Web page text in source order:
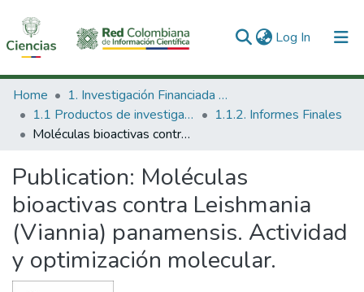
Log In (current)
Communities & Collections
All of DSpace
Home
1. Investigación Financiada con Recursos Públicos
1.1 Productos de investigación
1.1.2. Informes Finales
Moléculas bioactivas contra Leishmania (Viannia) panamensis. Actividad y optimización molecular.
Publication: Moléculas
bioactivas contra Leishmania
(Viannia) panamensis. Actividad
y optimización molecular.